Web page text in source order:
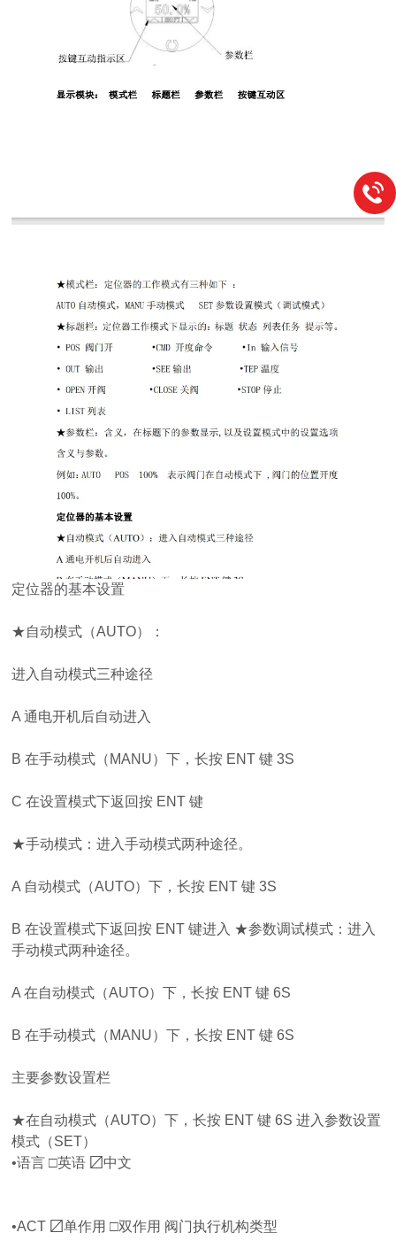
定位器的基本设置
★自动模式（AUTO）：
进入自动模式三种途径
A 通电开机后自动进入
B 在手动模式（MANU）下，长按 ENT 键 3S
C 在设置模式下返回按 ENT 键
★手动模式：进入手动模式两种途径。
A 自动模式（AUTO）下，长按 ENT 键 3S
B 在设置模式下返回按 ENT 键进入 ★参数调试模式：进入
手动模式两种途径。
A 在自动模式（AUTO）下，长按 ENT 键 6S
B 在手动模式（MANU）下，长按 ENT 键 6S
主要参数设置栏
★在自动模式（AUTO）下，长按 ENT 键 6S 进入参数设置
模式（SET）
•语言 □英语 〼中文
•ACT 〼单作用 □双作用 阀门执行机构类型